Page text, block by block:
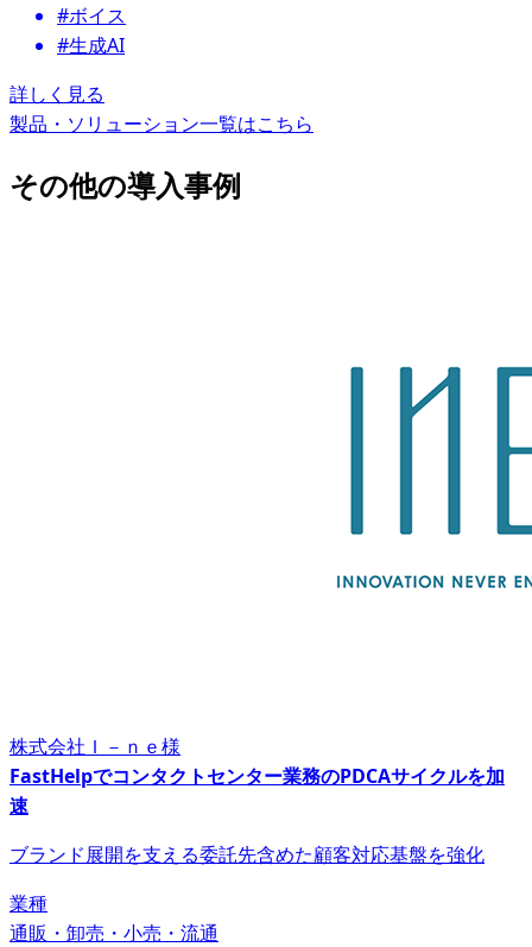
#ボイス
#生成AI
詳しく見る
製品・ソリューション一覧はこちら
その他の導入事例
株式会社Ｉ－ｎｅ様
FastHelpでコンタクトセンター業務のPDCAサイクルを加
速
ブランド展開を支える委託先含めた顧客対応基盤を強化
業種
通販・卸売・小売・流通